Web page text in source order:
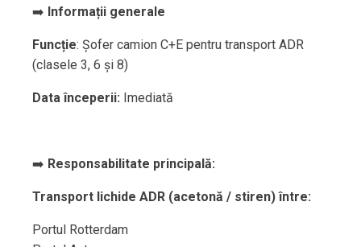
➡️ Informații generale
Funcție: Șofer camion C+E pentru transport ADR
(clasele 3, 6 și 8)
Data începerii: Imediată
➡️ Responsabilitate principală:
Transport lichide ADR (acetonă / stiren) între:
Portul Rotterdam